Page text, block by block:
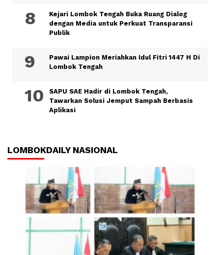
Kejari Lombok Tengah Buka Ruang Dialog
dengan Media untuk Perkuat Transparansi
Publik
Pawai Lampion Meriahkan Idul Fitri 1447 H Di
Lombok Tengah
SAPU SAE Hadir di Lombok Tengah,
Tawarkan Solusi Jemput Sampah Berbasis
Aplikasi
LOMBOKDAILY NASIONAL